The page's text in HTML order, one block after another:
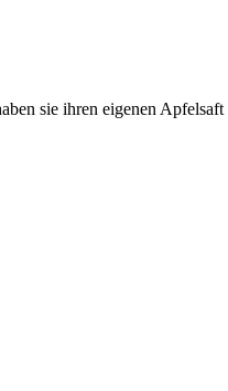
sie ihren eigenen